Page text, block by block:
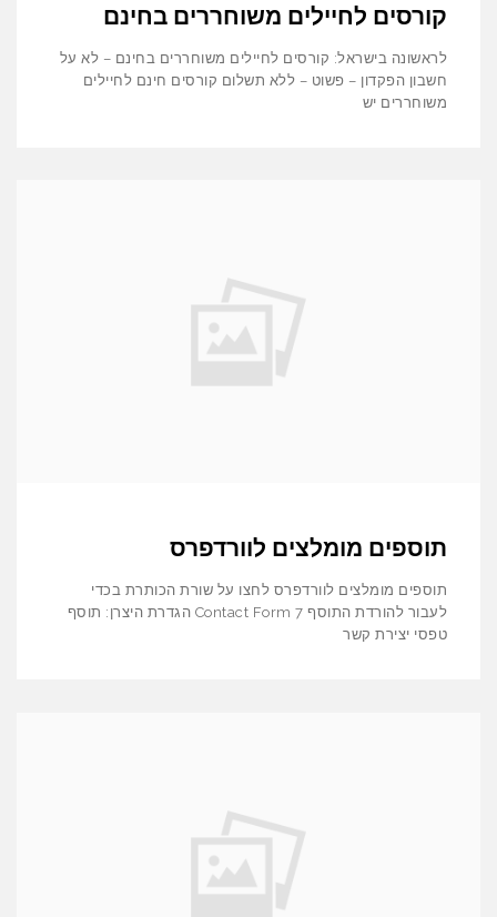
קורסים לחיילים משוחררים בחינם
לראשונה בישראל: קורסים לחיילים משוחררים בחינם – לא על
חשבון הפקדון – פשוט – ללא תשלום קורסים חינם לחיילים
משוחררים יש
תוספים מומלצים לוורדפרס
תוספים מומלצים לוורדפרס לחצו על שורת הכותרת בכדי
לעבור להורדת התוסף Contact Form 7 הגדרת היצרן: תוסף
טפסי יצירת קשר